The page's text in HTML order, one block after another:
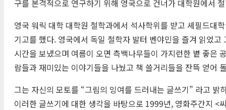
구를 본격적으로 연구하기 위해 영국으로 건너가 대학원에서
영국 워릭 대학 대학원 철학과에서 석사학위를 받고 셰필드대
기고를 했다. 영국에서 독일 철학자 발터 벤야민을 즐겨 읽었
시간을 보냈으며 여름이 오면 측백나무들이 가지런한 볕 좋은
람들과 재미있는 이야기들을 나눴고 책 쓸거리들을 잔뜩 얻어
그는 자신의 모토를 “그림의 잉여를 드러내는 글쓰기” 라고
이러한 글쓰기에 대한 생각을 바탕으로 1999년, 영화주간지